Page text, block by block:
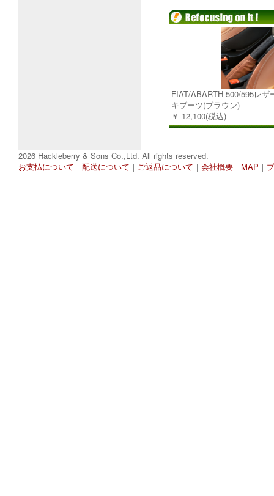
FIAT/ABARTH 500/595レザ
キブーツ(ブラウン)
￥ 12,100(税込)
2026 Hackleberry & Sons Co.,Ltd. All rights reserved.
お支払について ｜ 配送について ｜ ご返品について ｜ 会社概要 ｜ MAP ｜